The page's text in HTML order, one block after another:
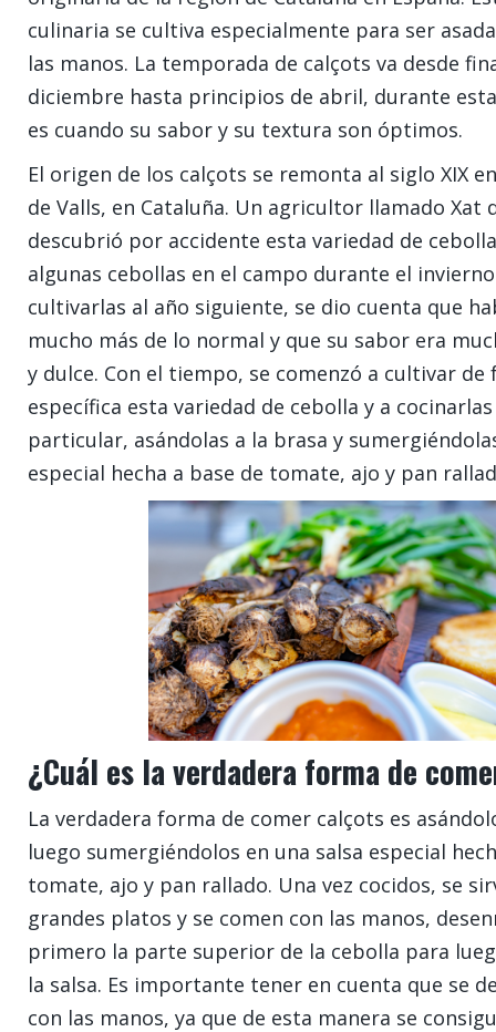
culinaria se cultiva especialmente para ser
las manos. La temporada de calçots va desde
diciembre hasta principios de abril, durante
es cuando su sabor y su textura son óptimos.
El origen de los calçots se remonta al siglo XIX
de Valls, en Cataluña. Un agricultor llamado Xat
descubrió por accidente esta variedad de
algunas cebollas en el campo durante el
cultivarlas al año siguiente, se dio cuenta que
mucho más de lo normal y que su sabor era
y dulce. Con el tiempo, se comenzó a cultivar de
específica esta variedad de cebolla y a
particular, asándolas a la brasa y
especial hecha a base de tomate, ajo y pan
¿Cuál es la verdadera forma de
La verdadera forma de comer calçots es
luego sumergiéndolos en una salsa especial
tomate, ajo y pan rallado. Una vez cocidos, se
grandes platos y se comen con las manos,
primero la parte superior de la cebolla para
la salsa. Es importante tener en cuenta que se
con las manos, ya que de esta manera se